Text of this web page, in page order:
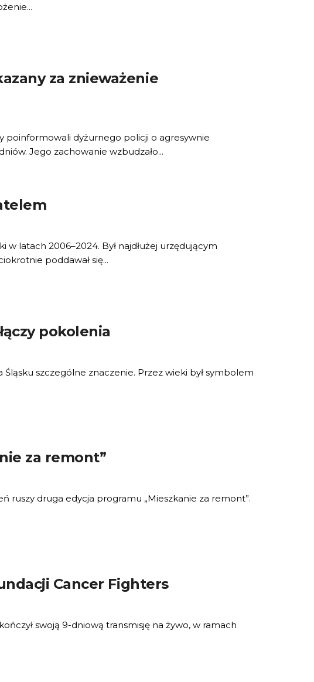
za znieważenie
poinformowali dyżurnego policji o agresywnie
Jego zachowanie wzbudzało...
w latach 2006–2024. Był najdłużej urzędującym
poddawał się...
pokolenia
szczególne znaczenie. Przez wieki był symbolem
za remont”
ruszy druga edycja programu „Mieszkanie za remont”.
Cancer Fighters
swoją 9-dniową transmisję na żywo, w ramach